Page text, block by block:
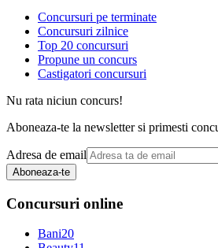
Concursuri pe terminate
Concursuri zilnice
Top 20 concursuri
Propune un concurs
Castigatori concursuri
Nu rata niciun concurs!
Aboneaza-te la newsletter si primesti
Adresa de email
Aboneaza-te
Concursuri online
Bani20